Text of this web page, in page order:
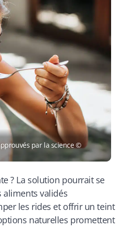
par la science ©
? La solution pourrait se
aliments validés
les rides et offrir un teint
naturelles promettent